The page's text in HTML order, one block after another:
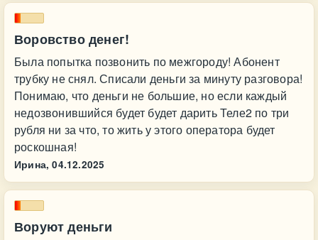
Воровство денег!
Была попытка позвонить по межгороду! Абонент
трубку не снял. Списали деньги за минуту разговора!
Понимаю, что деньги не большие, но если каждый
недозвонившийся будет будет дарить Теле2 по три
рубля ни за что, то жить у этого оператора будет
роскошная!
Ирина, 04.12.2025
Воруют деньги